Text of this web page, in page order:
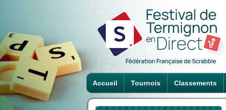
Accueil Tournois Classements